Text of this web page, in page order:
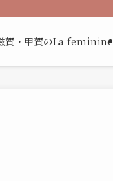
肌で体感してください。
賀・甲賀のLa feminine